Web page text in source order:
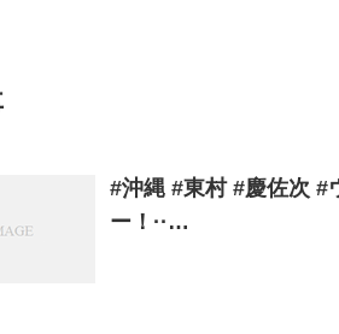
#沖縄 #東村 #慶佐次 #
ー！··…